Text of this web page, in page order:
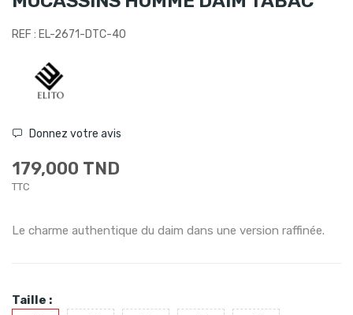
REF : EL-2671-DTC-40
Donnez votre avis
179,000 TND
TTC
Le charme authentique du daim dans une version raffinée.
Taille :